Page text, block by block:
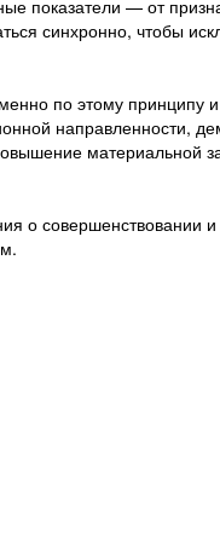
показатели — от
синхронно, чтобы
по этому
направленности,
материальной
о совершенствовании и